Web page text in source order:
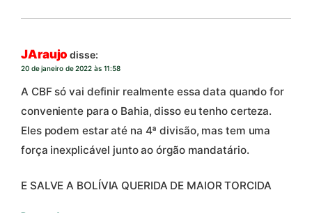
JAraujo disse:
20 de janeiro de 2022 às 11:58
A CBF só vai definir realmente essa data quando for
conveniente para o Bahia, disso eu tenho certeza.
Eles podem estar até na 4ª divisão, mas tem uma
força inexplicável junto ao órgão mandatário.
E SALVE A BOLÍVIA QUERIDA DE MAIOR TORCIDA